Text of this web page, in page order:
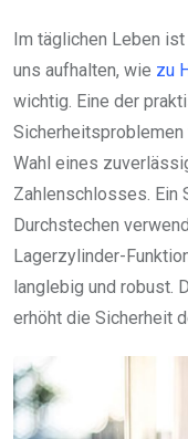
Im täglichen Leben
uns aufhalten, wie zu
wichtig. Eine der
Wahl eines
Zahlenschlosses. Ein
Durchstechen
Lagerzylinder-
langlebig und robust.
erhöht die Sicherheit